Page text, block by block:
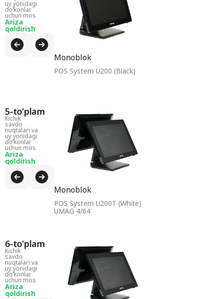
uy yonidagi
doʻkonlar
uchun mos
Ariza
qoldirish
Monoblok
POS System U200 (Black)
5-toʻplam
Kichik
savdo
nuqtalari va
uy yonidagi
doʻkonlar
uchun mos
Ariza
qoldirish
Monoblok
POS System U200T (White)
UMAG 4/64
6-toʻplam
Kichik
savdo
nuqtalari va
uy yonidagi
doʻkonlar
uchun mos
Ariza
qoldirish